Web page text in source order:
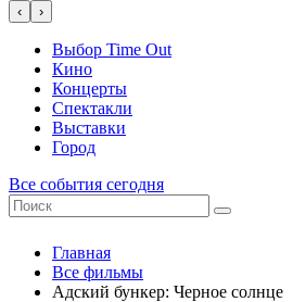
‹ ›
Выбор Time Out
Кино
Концерты
Спектакли
Выставки
Город
Все события сегодня
Главная
Все фильмы
Адский бункер: Черное солнце